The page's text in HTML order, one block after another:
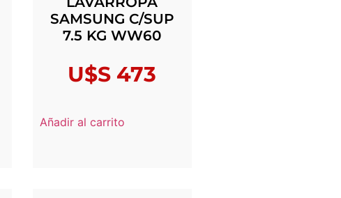
SAMSUNG C/SUP
7.5 KG WW60
U$S 473
Añadir al carrito